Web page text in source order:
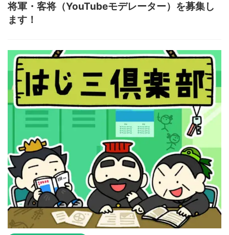
将軍・客将（YouTubeモデレーター）を募集し
ます！